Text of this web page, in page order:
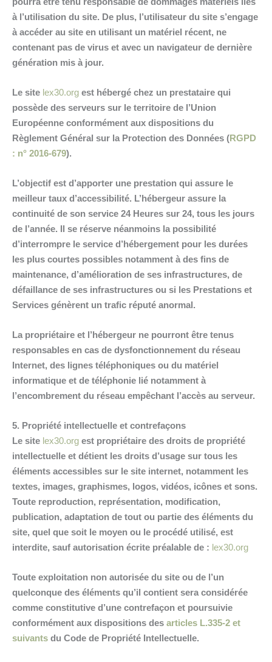
à l’utilisation du site. De plus, l’utilisateur du site s’engage
à accéder au site en utilisant un matériel récent, ne
contenant pas de virus et avec un navigateur de dernière
génération mis à jour.
Le site lex30.org est hébergé chez un prestataire qui
possède des serveurs sur le territoire de l’Union
Européenne conformément aux dispositions du
Règlement Général sur la Protection des Données (RGPD
: n° 2016-679).
L’objectif est d’apporter une prestation qui assure le
meilleur taux d’accessibilité. L’hébergeur assure la
continuité de son service 24 Heures sur 24, tous les jours
de l’année. Il se réserve néanmoins la possibilité
d’interrompre le service d’hébergement pour les durées
les plus courtes possibles notamment à des fins de
maintenance, d’amélioration de ses infrastructures, de
défaillance de ses infrastructures ou si les Prestations et
Services génèrent un trafic réputé anormal.
La propriétaire et l’hébergeur ne pourront être tenus
responsables en cas de dysfonctionnement du réseau
Internet, des lignes téléphoniques ou du matériel
informatique et de téléphonie lié notamment à
l’encombrement du réseau empêchant l’accès au serveur.
5. Propriété intellectuelle et contrefaçons
Le site lex30.org est propriétaire des droits de propriété
intellectuelle et détient les droits d’usage sur tous les
éléments accessibles sur le site internet, notamment les
textes, images, graphismes, logos, vidéos, icônes et sons.
Toute reproduction, représentation, modification,
publication, adaptation de tout ou partie des éléments du
site, quel que soit le moyen ou le procédé utilisé, est
interdite, sauf autorisation écrite préalable de : lex30.org
Toute exploitation non autorisée du site ou de l’un
quelconque des éléments qu’il contient sera considérée
comme constitutive d’une contrefaçon et poursuivie
conformément aux dispositions des articles L.335-2 et
suivants du Code de Propriété Intellectuelle.